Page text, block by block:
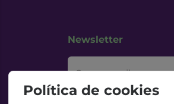
Newsletter
O seu email
Política de cookies